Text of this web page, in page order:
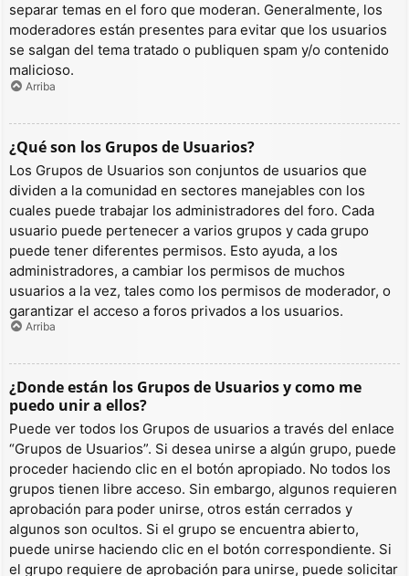
separar temas en el foro que moderan. Generalmente, los
moderadores están presentes para evitar que los usuarios
se salgan del tema tratado o publiquen spam y/o contenido
malicioso.
Arriba
¿Qué son los Grupos de Usuarios?
Los Grupos de Usuarios son conjuntos de usuarios que
dividen a la comunidad en sectores manejables con los
cuales puede trabajar los administradores del foro. Cada
usuario puede pertenecer a varios grupos y cada grupo
puede tener diferentes permisos. Esto ayuda, a los
administradores, a cambiar los permisos de muchos
usuarios a la vez, tales como los permisos de moderador, o
garantizar el acceso a foros privados a los usuarios.
Arriba
¿Donde están los Grupos de Usuarios y como me
puedo unir a ellos?
Puede ver todos los Grupos de usuarios a través del enlace
“Grupos de Usuarios”. Si desea unirse a algún grupo, puede
proceder haciendo clic en el botón apropiado. No todos los
grupos tienen libre acceso. Sin embargo, algunos requieren
aprobación para poder unirse, otros están cerrados y
algunos son ocultos. Si el grupo se encuentra abierto,
puede unirse haciendo clic en el botón correspondiente. Si
el grupo requiere de aprobación para unirse, puede solicitar